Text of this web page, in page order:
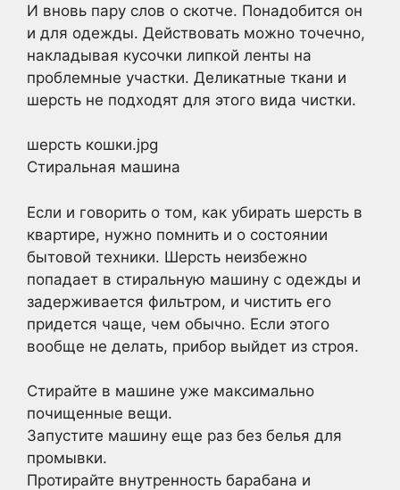
И вновь пару слов о скотче. Понадобится он
и для одежды. Действовать можно точечно,
накладывая кусочки липкой ленты на
проблемные участки. Деликатные ткани и
шерсть не подходят для этого вида чистки.
шерсть кошки.jpg
Стиральная машина
Если и говорить о том, как убирать шерсть в
квартире, нужно помнить и о состоянии
бытовой техники. Шерсть неизбежно
попадает в стиральную машину с одежды и
задерживается фильтром, и чистить его
придется чаще, чем обычно. Если этого
вообще не делать, прибор выйдет из строя.
Стирайте в машине уже максимально
почищенные вещи.
Запустите машину еще раз без белья для
промывки.
Протирайте внутренность барабана и